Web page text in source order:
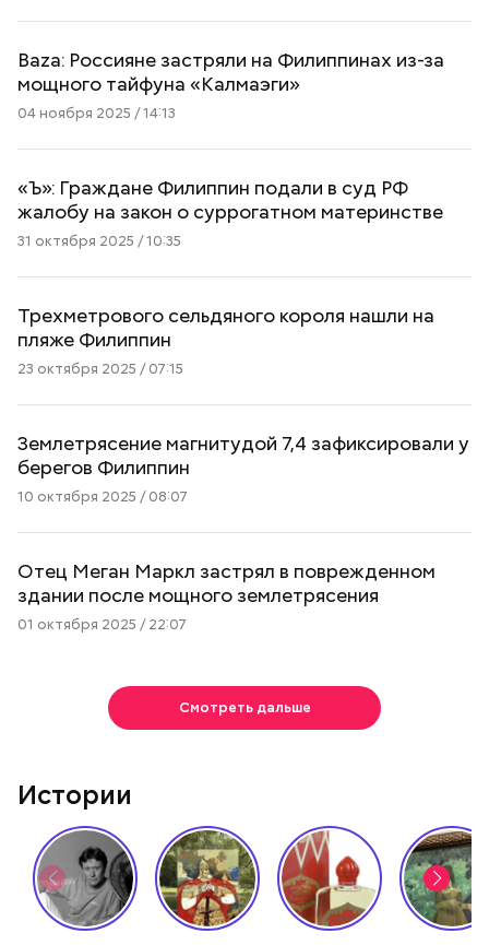
Baza: Россияне застряли на Филиппинах из-за
мощного тайфуна «Калмаэги»
04 ноября 2025 / 14:13
«Ъ»: Граждане Филиппин подали в суд РФ
жалобу на закон о суррогатном материнстве
31 октября 2025 / 10:35
Трехметрового сельдяного короля нашли на
пляже Филиппин
23 октября 2025 / 07:15
Землетрясение магнитудой 7,4 зафиксировали у
берегов Филиппин
10 октября 2025 / 08:07
Отец Меган Маркл застрял в поврежденном
здании после мощного землетрясения
01 октября 2025 / 22:07
Смотреть дальше
Истории